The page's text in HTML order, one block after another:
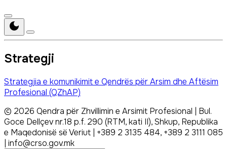
Strategji
Strategjia e komunikimit e Qendrës për Arsim dhe Aftësim
Profesional (QZhAP)
© 2026 Qendra për Zhvillimin e Arsimit Profesional | Bul.
Goce Dellçev nr.18 p.f. 290 (RTM, kati II), Shkup, Republika
e Maqedonisë së Veriut | +389 2 3135 484, +389 2 3111 085
| info@crso.gov.mk